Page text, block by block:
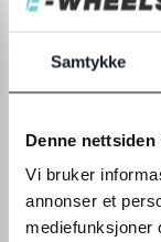
Samtykke
Denne
Vi bruker
annonser et
mediefunksjoner